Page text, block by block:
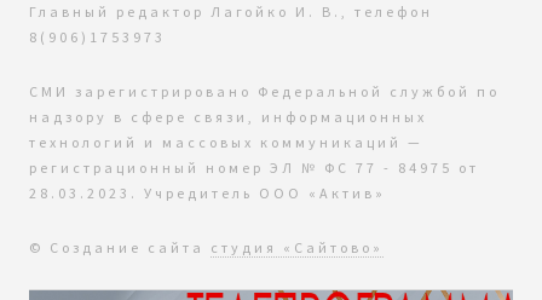
Главный редактор Лагойко И. В., телефон
8(906)1753973
СМИ зарегистрировано Федеральной службой по
надзору в сфере связи, информационных
технологий и массовых коммуникаций —
регистрационный номер ЭЛ № ФС 77 - 84975 от
28.03.2023. Учредитель ООО «Актив»
© Создание сайта студия «Сайтово»